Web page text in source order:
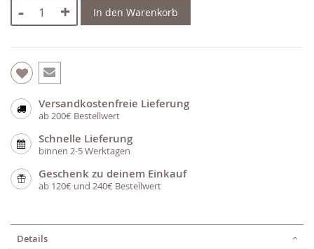
- + In den Warenkorb
Versandkostenfreie Lieferung
ab 200€ Bestellwert
Schnelle Lieferung
binnen 2-5 Werktagen
Geschenk zu deinem Einkauf
ab 120€ und 240€ Bestellwert
Details